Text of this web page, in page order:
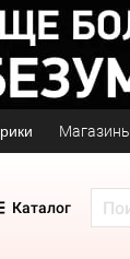
Каталог